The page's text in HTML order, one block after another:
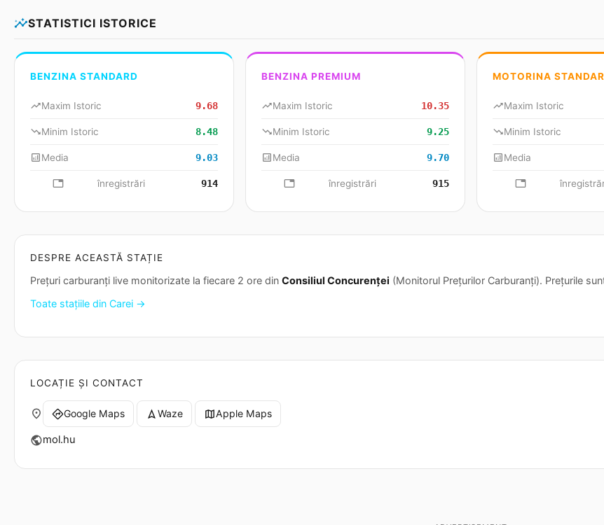
insightsSTATISTICI ISTORICE
BENZINA STANDARD
trending_upMaxim Istoric 9.68
trending_downMinim Istoric 8.48
analyticsMedia 9.03
database înregistrări 914
BENZINA PREMIUM
trending_upMaxim Istoric 10.35
trending_downMinim Istoric 9.25
analyticsMedia 9.70
database înregistrări 915
MOTORINA
trending_upMaxim Istoric
trending_downMinim Istoric
analyticsMedia
database
DESPRE ACEASTĂ STAȚIE
Prețuri carburanți live monitorizate la fiecare 2 ore din Consiliul Concurenței (Monitorul Prețurilor Carburanți). Prețurile
Toate stațiile din Carei →
LOCAȚIE ȘI CONTACT
place directionsGoogle Maps navigation Waze mapApple Maps
publicmol.hu